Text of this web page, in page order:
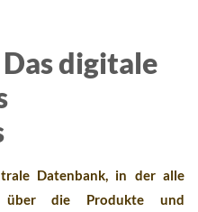
digitale
Datenbank, in der alle
über die Produkte und